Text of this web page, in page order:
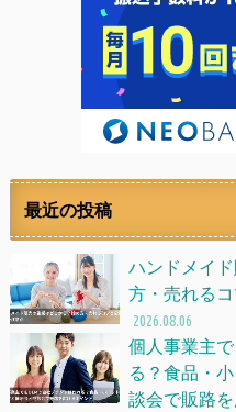
最近の投稿
ハンドメイ
方・売れる
2026.08.06
個人事業主
る？食品・
談会で販路